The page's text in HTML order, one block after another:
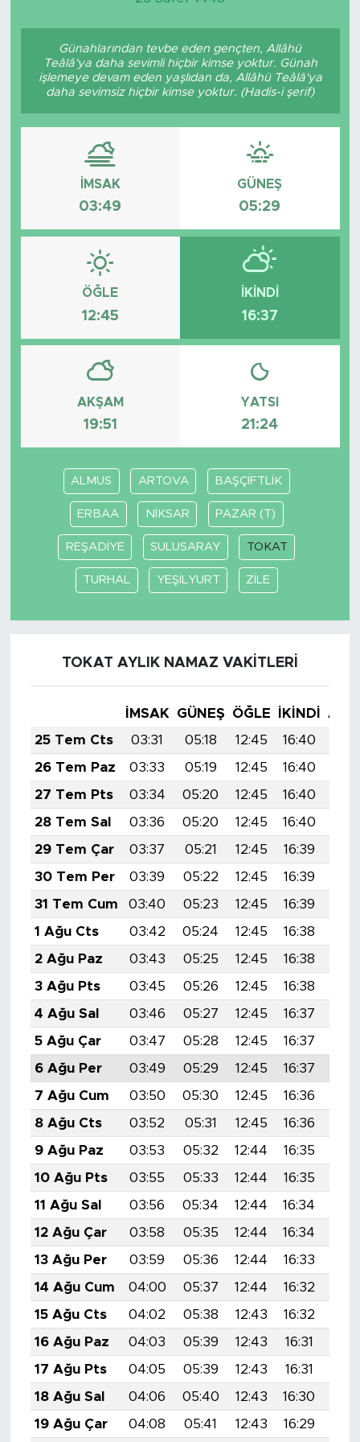
Günahlarından tevbe eden gençten, Allâhü
Teâlâ'ya daha sevimli hiçbir kimse yoktur. Günah
işlemeye devam eden yaşlıdan da, Allâhü Teâlâ'ya
daha sevimsiz hiçbir kimse yoktur. (Hadis-i şerif)
İMSAK
03:49
GÜNEŞ
05:29
ÖĞLE
12:45
İKINDI
16:37
AKŞAM
19:51
YATSI
21:24
ALMUS ARTOVA BAŞÇİFTLİK
ERBAA NİKSAR PAZAR (T)
REŞADİYE SULUSARAY TOKAT
TURHAL YEŞİLYURT ZİLE
TOKAT AYLIK NAMAZ VAKITLERI
İMSAK GÜNEŞ ÖĞLE İKINDI
25 Tem Cts
03:31 05:18 12:45 16:40
26 Tem Paz
03:33 05:19 12:45 16:40
27 Tem Pts
03:34 05:20 12:45 16:40
28 Tem Sal
03:36 05:20 12:45 16:40
29 Tem Çar
03:37 05:21 12:45 16:39
30 Tem Per
03:39 05:22 12:45 16:39
31 Tem Cum
03:40 05:23 12:45 16:39
1 Ağu Cts
03:42 05:24 12:45 16:38
2 Ağu Paz
03:43 05:25 12:45 16:38
3 Ağu Pts
03:45 05:26 12:45 16:38
4 Ağu Sal
03:46 05:27 12:45 16:37
5 Ağu Çar
03:47 05:28 12:45 16:37
6 Ağu Per
03:49 05:29 12:45 16:37
7 Ağu Cum
03:50 05:30 12:45 16:36
8 Ağu Cts
03:52 05:31 12:45 16:36
9 Ağu Paz
03:53 05:32 12:44 16:35
10 Ağu Pts
03:55 05:33 12:44 16:35
11 Ağu Sal
03:56 05:34 12:44 16:34
12 Ağu Çar
03:58 05:35 12:44 16:34
13 Ağu Per
03:59 05:36 12:44 16:33
14 Ağu Cum
04:00 05:37 12:44 16:32
15 Ağu Cts
04:02 05:38 12:43 16:32
16 Ağu Paz
04:03 05:39 12:43 16:31
17 Ağu Pts
04:05 05:39 12:43 16:31
18 Ağu Sal
04:06 05:40 12:43 16:30
19 Ağu Çar
04:08 05:41 12:43 16:29